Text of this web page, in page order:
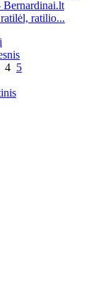
Bernardinai.lt
ratilio...
4 5